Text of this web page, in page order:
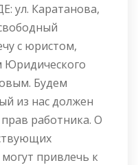
ул. Каратанова,
с юристом,
Юридического
Будем
из нас должен
работника. О
привлечь к